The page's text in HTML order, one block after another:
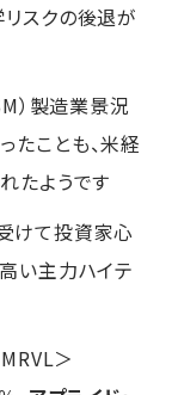
スクの後退が
）製造業景況
たことも、米経
たようです
けて投資家心
い主力ハイテ
＞